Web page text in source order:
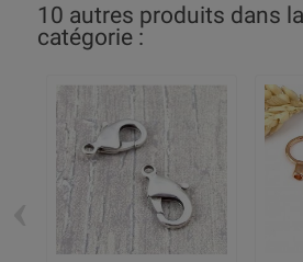
10 autres produits dans
catégorie :